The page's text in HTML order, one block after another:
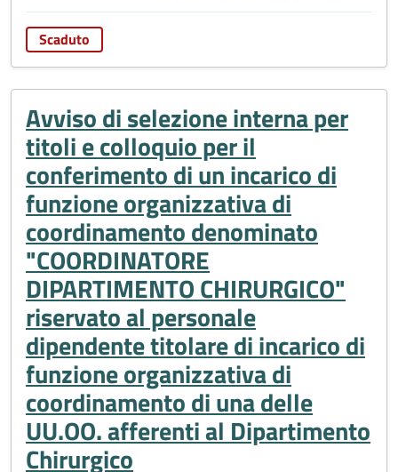
Scaduto
Avviso di selezione interna per
titoli e colloquio per il
conferimento di un incarico di
funzione organizzativa di
coordinamento denominato
"COORDINATORE
DIPARTIMENTO CHIRURGICO"
riservato al personale
dipendente titolare di incarico di
funzione organizzativa di
coordinamento di una delle
UU.OO. afferenti al Dipartimento
Chirurgico